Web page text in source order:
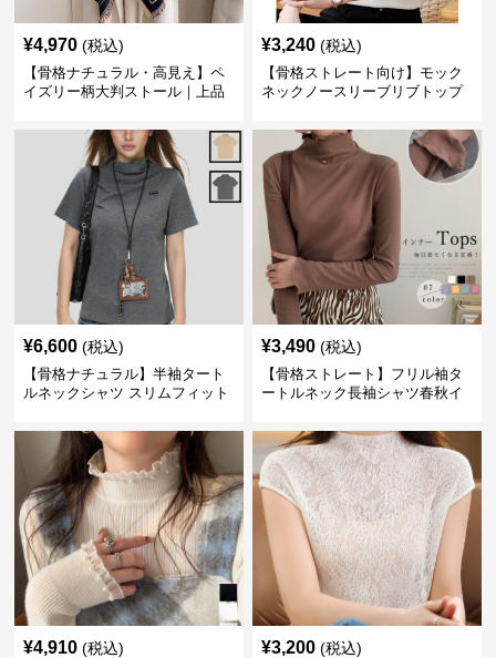
¥4,970 (税込)
【骨格ナチュラル・高見え】ペ
イズリー柄大判ストール｜上品
¥3,240 (税込)
【骨格ストレート向け】モック
ネックノースリーブリブトップ
¥6,600 (税込)
【骨格ナチュラル】半袖タート
ルネックシャツ スリムフィット
¥3,490 (税込)
【骨格ストレート】フリル袖タ
ートルネック長袖シャツ春秋イ
¥4,910 (税込) ¥3,200 (税込)